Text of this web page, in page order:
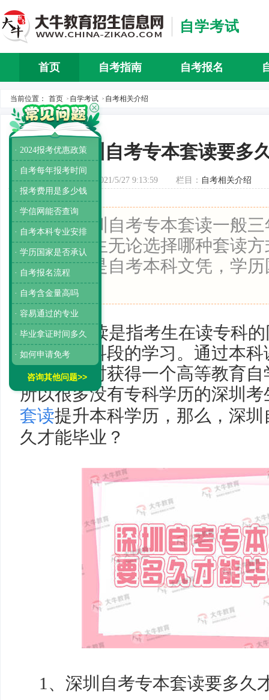
自学考试
首页 自考指南 自考报名
当前位置： 首页 > 自学考试 > 自考相关介绍
深圳自考专本套读要多
发布时间：2021/5/27 9:13:59 栏目： 自考相关介绍
导读：深圳自考专本套读一般
业证，考生无论选择哪种套读
历文凭皆是自考本科文凭，学
可查。
专本套读是指考生在读专科
间完成本科段的学习。通过本
毕业的同时获得一个高等教育
所以很多没有专科学历的深圳考
套读提升本科学历，那么，深
久才能毕业？
1 、 深圳自考专本套读要多久
· 2024报考优惠政策
· 自考每年报考时间
· 报考费用是多少钱
· 学信网能否查询
· 自考本科专业安排
· 学历国家是否承认
· 自考报名流程
· 自考含金量高吗
· 容易通过的专业
· 毕业拿证时间多久
· 如何申请免考
咨询其他问题>>